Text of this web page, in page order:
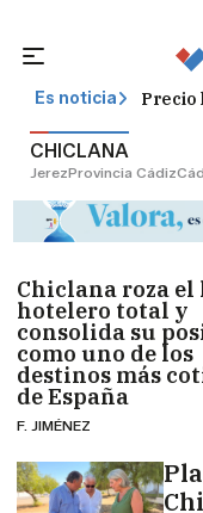
Es noticia Precio
CHICLANA
JerezProvincia Cádiz
Chiclana roza el
hotelero total y
consolida su
como uno de los
destinos más
de España
F. JIMÉNEZ